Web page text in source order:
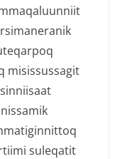
misissussagit
suleqatit